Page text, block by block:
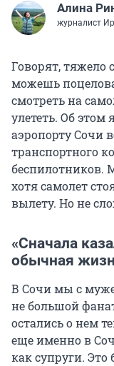
Алина
журналист
Говорят, тяжело
можешь
смотреть на
улететь. Об этом
аэропорту Сочи
транспортного
беспилотников.
хотя самолет
вылету. Но не
«Сначала
обычная
В Сочи мы с
не большой
остались о нем
еще именно в
как супруги.